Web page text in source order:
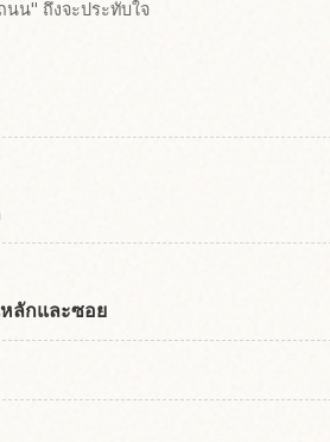
น" ถึงจะประทับใจ
ลักและซอย